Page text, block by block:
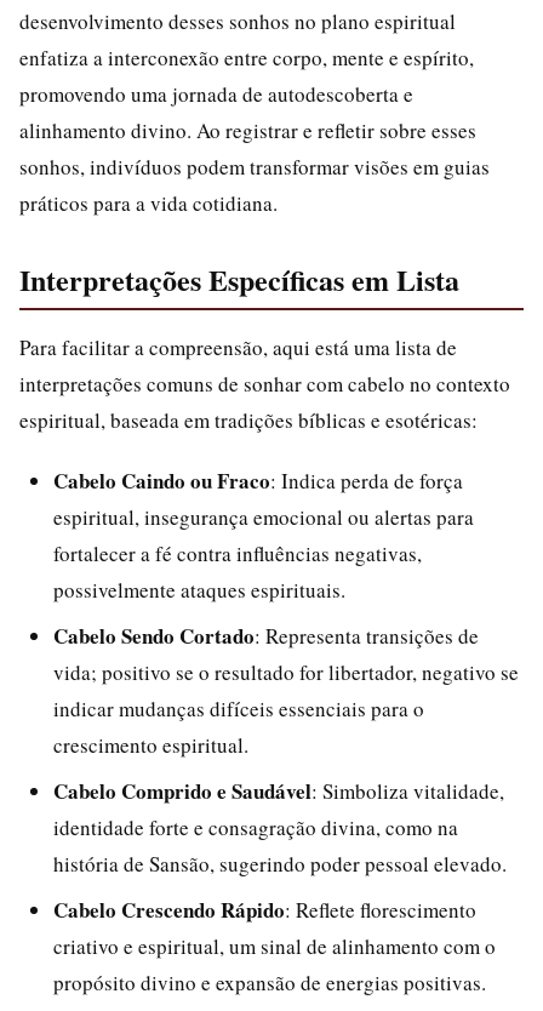
desenvolvimento desses sonhos no plano espiritual
enfatiza a interconexão entre corpo, mente e espírito,
promovendo uma jornada de autodescoberta e
alinhamento divino. Ao registrar e refletir sobre esses
sonhos, indivíduos podem transformar visões em guias
práticos para a vida cotidiana.
Interpretações Específicas em Lista
Para facilitar a compreensão, aqui está uma lista de
interpretações comuns de sonhar com cabelo no contexto
espiritual, baseada em tradições bíblicas e esotéricas:
Cabelo Caindo ou Fraco: Indica perda de força
espiritual, insegurança emocional ou alertas para
fortalecer a fé contra influências negativas,
possivelmente ataques espirituais.
Cabelo Sendo Cortado: Representa transições de
vida; positivo se o resultado for libertador, negativo se
indicar mudanças difíceis essenciais para o
crescimento espiritual.
Cabelo Comprido e Saudável: Simboliza vitalidade,
identidade forte e consagração divina, como na
história de Sansão, sugerindo poder pessoal elevado.
Cabelo Crescendo Rápido: Reflete florescimento
criativo e espiritual, um sinal de alinhamento com o
propósito divino e expansão de energias positivas.